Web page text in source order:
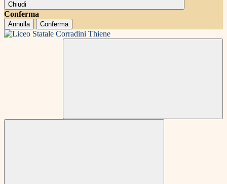
Chiudi
Conferma
Annulla Conferma